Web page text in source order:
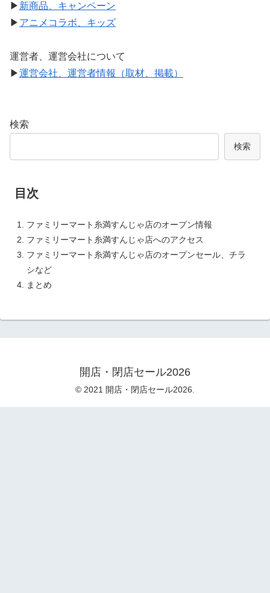
▶ 新商品、キャンペーン
▶ アニメコラボ、キッズ
運営者、運営会社について
▶運営会社、運営者情報（取材、掲載）
検索
検索
目次
ファミリーマート糸満すんじゃ店のオープン情報
ファミリーマート糸満すんじゃ店へのアクセス
ファミリーマート糸満すんじゃ店のオープンセール、チラ
シなど
まとめ
開店・閉店セール2026
© 2021 開店・閉店セール2026.